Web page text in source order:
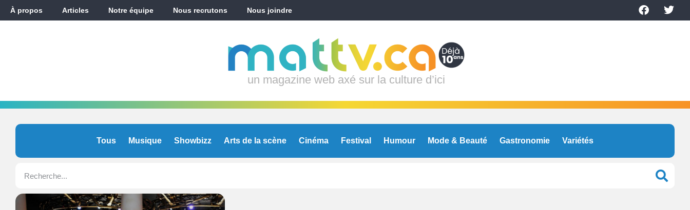
À propos Articles Notre équipe Nous recrutons Nous joindre
un magazine web axé sur la culture d’ici
Tous Musique Showbizz Arts de la scène Cinéma Festival Humour Mode & Beauté Gastronomie Variétés